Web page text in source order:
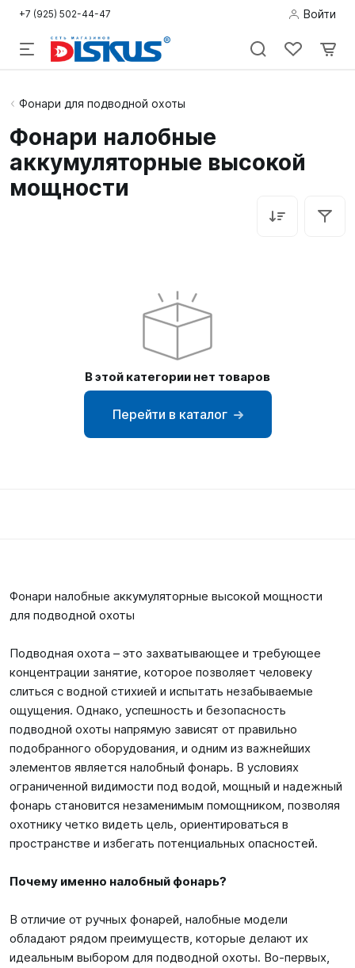
+7 (925) 502-44-47 Войти
Подводная
Дайвинг
Снорклинг /
сёрфинг
Фонари для подводной охоты
Фонари налобные
аккумуляторные высокой
мощности
В этой категории нет товаров
Перейти в каталог
Фонари налобные аккумуляторные высокой мощности
для подводной охоты
Подводная охота – это захватывающее и требующее
концентрации занятие, которое позволяет человеку
слиться с водной стихией и испытать незабываемые
ощущения. Однако, успешность и безопасность
подводной охоты напрямую зависят от правильно
подобранного оборудования, и одним из важнейших
элементов является налобный фонарь. В условиях
ограниченной видимости под водой, мощный и надежный
фонарь становится незаменимым помощником, позволяя
охотнику четко видеть цель, ориентироваться в
пространстве и избегать потенциальных опасностей.
Почему именно налобный фонарь?
В отличие от ручных фонарей, налобные модели
обладают рядом преимуществ, которые делают их
идеальным выбором для подводной охоты. Во-первых,